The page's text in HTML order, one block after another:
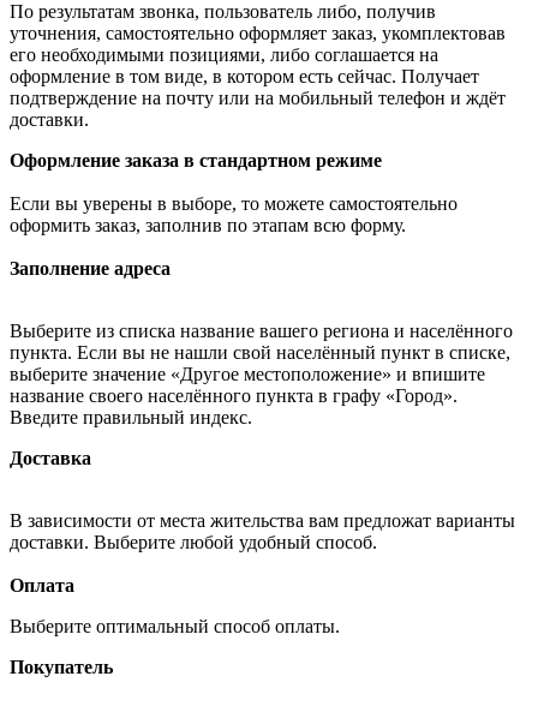
По результатам звонка, пользователь либо, получив
уточнения, самостоятельно оформляет заказ, укомплектовав
его необходимыми позициями, либо соглашается на
оформление в том виде, в котором есть сейчас. Получает
подтверждение на почту или на мобильный телефон и ждёт
доставки.
Оформление заказа в стандартном режиме
Если вы уверены в выборе, то можете самостоятельно
оформить заказ, заполнив по этапам всю форму.
Заполнение адреса
Выберите из списка название вашего региона и населённого
пункта. Если вы не нашли свой населённый пункт в списке,
выберите значение «Другое местоположение» и впишите
название своего населённого пункта в графу «Город».
Введите правильный индекс.
Доставка
В зависимости от места жительства вам предложат варианты
доставки. Выберите любой удобный способ.
Оплата
Выберите оптимальный способ оплаты.
Покупатель